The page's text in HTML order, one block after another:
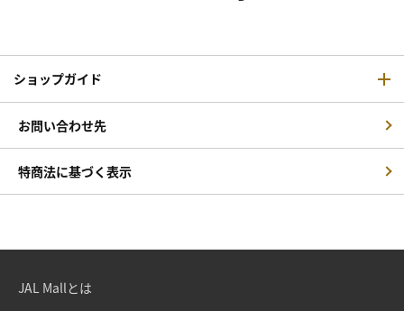
ショップガイド
お問い合わせ先
特商法に基づく表示
JAL Mallとは